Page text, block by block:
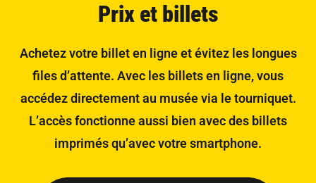
Prix et billets
Achetez votre billet en ligne et évitez les longues
files d’attente. Avec les billets en ligne, vous
accédez directement au musée via le tourniquet.
L’accès fonctionne aussi bien avec des billets
imprimés qu’avec votre smartphone.